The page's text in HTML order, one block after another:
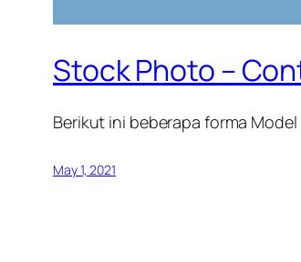
Stock Photo –
Berikut ini beberapa forma
May 1, 2021